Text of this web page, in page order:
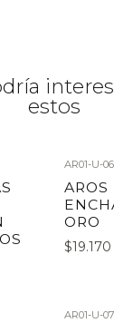
estos
AR01-U-
ORO
$19.170
AR01-U-